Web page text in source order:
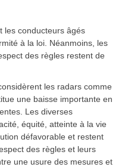
les conducteurs âgés
à la loi. Néanmoins, les
des règles restent de
les radars comme
une baisse importante en
Les diverses
équité, atteinte à la vie
défavorable et restent
des règles et leurs
une usure des mesures et